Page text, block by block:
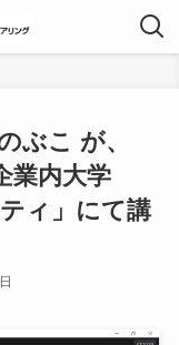
ぶこ が、
業内大学
ィ」にて講